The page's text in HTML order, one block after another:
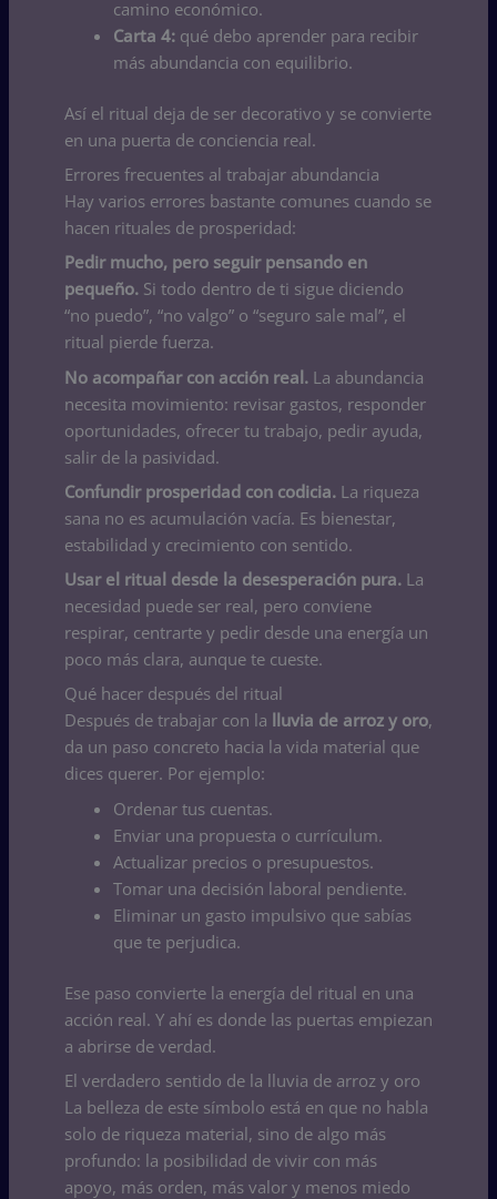
camino económico.
Carta 4:qué debo aprender para recibir
más abundancia con equilibrio.
Así el ritual deja de ser decorativo y se convierte
en una puerta de conciencia real.
Errores frecuentes al trabajar abundancia
Hay varios errores bastante comunes cuando se
hacen rituales de prosperidad:
Pedir mucho, pero seguir pensando en
pequeño.Si todo dentro de ti sigue diciendo
“no puedo”, “no valgo” o “seguro sale mal”, el
ritual pierde fuerza.
No acompañar con acción real.La abundancia
necesita movimiento: revisar gastos, responder
oportunidades, ofrecer tu trabajo, pedir ayuda,
salir de la pasividad.
Confundir prosperidad con codicia.La riqueza
sana no es acumulación vacía. Es bienestar,
estabilidad y crecimiento con sentido.
Usar el ritual desde la desesperación pura.La
necesidad puede ser real, pero conviene
respirar, centrarte y pedir desde una energía un
poco más clara, aunque te cueste.
Qué hacer después del ritual
Después de trabajar con la lluvia de arroz y oro,
da un paso concreto hacia la vida material que
dices querer. Por ejemplo:
Ordenar tus cuentas.
Enviar una propuesta o currículum.
Actualizar precios o presupuestos.
Tomar una decisión laboral pendiente.
Eliminar un gasto impulsivo que sabías
que te perjudica.
Ese paso convierte la energía del ritual en una
acción real. Y ahí es donde las puertas empiezan
a abrirse de verdad.
El verdadero sentido de la lluvia de arroz y oro
La belleza de este símbolo está en que no habla
solo de riqueza material, sino de algo más
profundo: la posibilidad de vivir con más
apoyo, más orden, más valor y menos miedo